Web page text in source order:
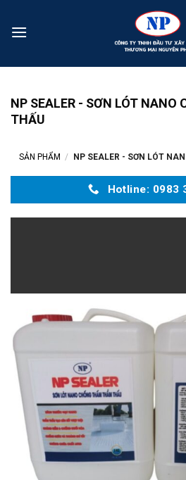
NP SEALER - SƠN LÓT NANO
THẤU
SẢN PHẨM / NP SEALER - SƠN LÓT
Hotline: 0983